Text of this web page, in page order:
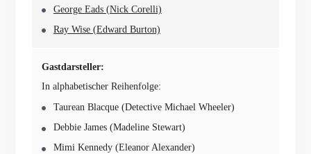
George Eads (Nick Corelli)
Ray Wise (Edward Burton)
Gastdarsteller:
In alphabetischer Reihenfolge:
Taurean Blacque (Detective Michael Wheeler)
Debbie James (Madeline Stewart)
Mimi Kennedy (Eleanor Alexander)